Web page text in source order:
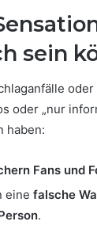
sein
oder „nur
haben:
Fans und
eine falsche
.